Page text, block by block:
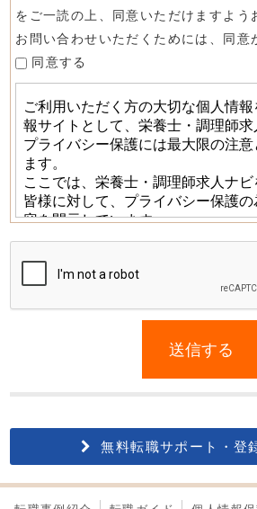
をご一読の上、同意いただけますよう
お問い合わせいただくためには、同意
同意する
this
送信する
無料転職サポート・登